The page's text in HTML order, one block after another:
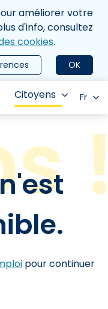
améliorer votre
d'info, consultez
cookies.
OK
Citoyens Fr
pour continuer